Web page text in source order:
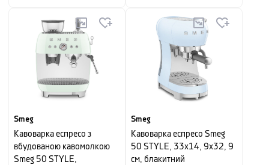
Smeg
Кавоварка еспресо з
вбудованою кавомолкою
Smeg 50 STYLE,
Smeg
Кавоварка еспресо Smeg
50 STYLE, 33x14, 9x32, 9
см, блакитний